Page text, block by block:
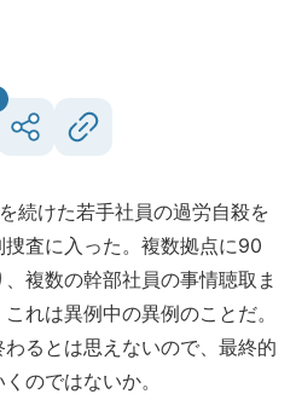
続けた若手社員の過労自殺を
査に入った。複数拠点に90
複数の幹部社員の事情聴取ま
れは異例中の異例のことだ。
るとは思えないので、最終的
のではないか。